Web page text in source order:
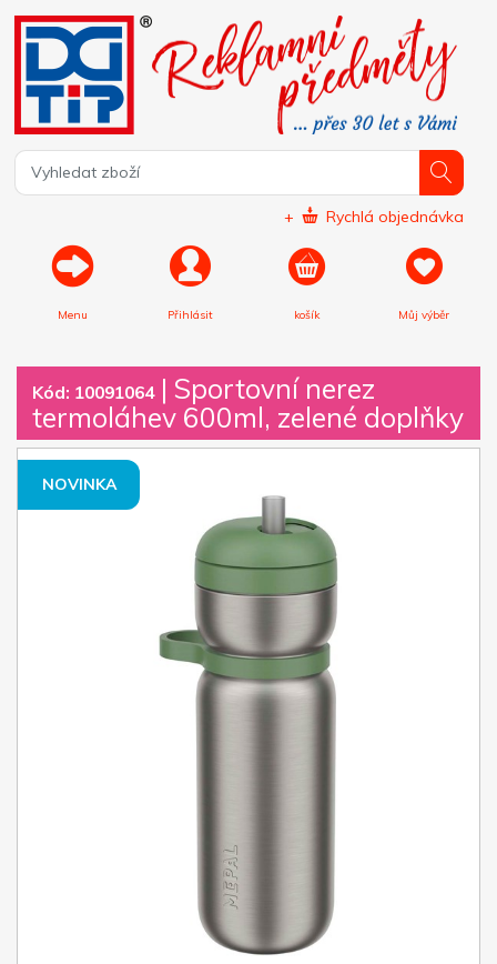
+ Rychlá objednávka
Menu Přihlásit košík Můj výběr
Kód: 10091064| Sportovní nerez
termoláhev 600ml, zelené doplňky
NOVINKA